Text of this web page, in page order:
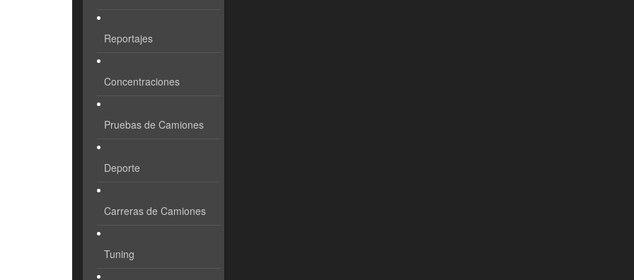
Reportajes
Concentraciones
Pruebas de Camiones
Deporte
Carreras de Camiones
Tuning